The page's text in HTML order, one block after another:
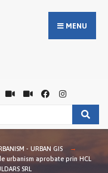
MENU
- URBAN GIS
urbanism aprobate prin HCL
SRL